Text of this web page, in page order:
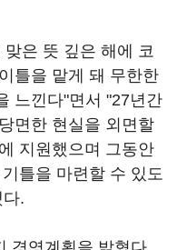
은 뜻 깊은 해에 코
틀을 맡게 돼 무한한
느낀다"면서 "27년간
면한 현실을 외면할
지원했으며 그동안
틀을 마련할 수 있도
.